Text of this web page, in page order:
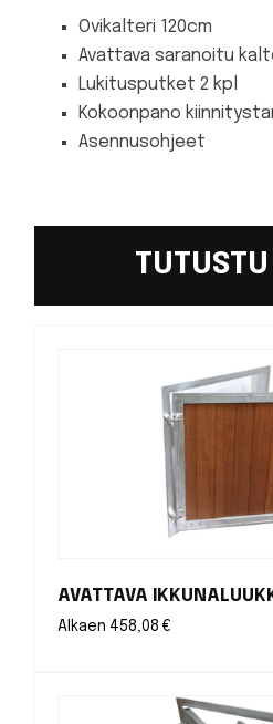
Ovikalteri 120cm
Avattava saranoitu
Lukitusputket 2 kpl
Kokoonpano
Asennusohjeet
AVATTAVA
Alkaen 458,08€